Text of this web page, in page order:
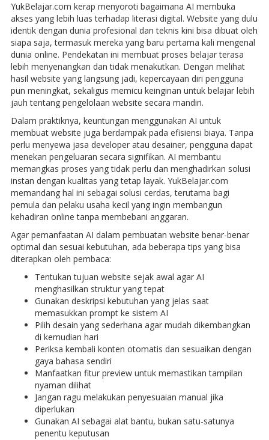
YukBelajar.com kerap menyoroti bagaimana AI membuka
akses yang lebih luas terhadap literasi digital. Website yang dulu
identik dengan dunia profesional dan teknis kini bisa dibuat oleh
siapa saja, termasuk mereka yang baru pertama kali mengenal
dunia online. Pendekatan ini membuat proses belajar terasa
lebih menyenangkan dan tidak menakutkan. Dengan melihat
hasil website yang langsung jadi, kepercayaan diri pengguna
pun meningkat, sekaligus memicu keinginan untuk belajar lebih
jauh tentang pengelolaan website secara mandiri.
Dalam praktiknya, keuntungan menggunakan AI untuk
membuat website juga berdampak pada efisiensi biaya. Tanpa
perlu menyewa jasa developer atau desainer, pengguna dapat
menekan pengeluaran secara signifikan. AI membantu
memangkas proses yang tidak perlu dan menghadirkan solusi
instan dengan kualitas yang tetap layak. YukBelajar.com
memandang hal ini sebagai solusi cerdas, terutama bagi
pemula dan pelaku usaha kecil yang ingin membangun
kehadiran online tanpa membebani anggaran.
Agar pemanfaatan AI dalam pembuatan website benar-benar
optimal dan sesuai kebutuhan, ada beberapa tips yang bisa
diterapkan oleh pembaca:
Tentukan tujuan website sejak awal agar AI
menghasilkan struktur yang tepat
Gunakan deskripsi kebutuhan yang jelas saat
memasukkan prompt ke sistem AI
Pilih desain yang sederhana agar mudah dikembangkan
di kemudian hari
Periksa kembali konten otomatis dan sesuaikan dengan
gaya bahasa sendiri
Manfaatkan fitur preview untuk memastikan tampilan
nyaman dilihat
Jangan ragu melakukan penyesuaian manual jika
diperlukan
Gunakan AI sebagai alat bantu, bukan satu-satunya
penentu keputusan